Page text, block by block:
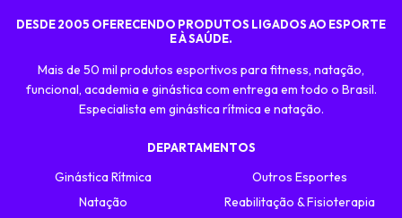
DESDE 2005 OFERECENDO PRODUTOS LIGADOS AO ESPORTE
E À SAÚDE.
Mais de 50 mil produtos esportivos para fitness, natação,
funcional, academia e ginástica com entrega em todo o Brasil.
Especialista em ginástica rítmica e natação.
DEPARTAMENTOS
Ginástica Rítmica
Natação
Outros Esportes
Reabilitação & Fisioterapia